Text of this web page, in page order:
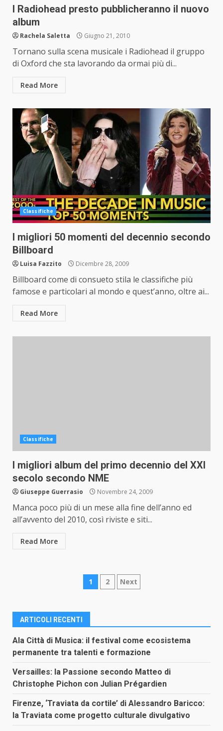
I Radiohead presto pubblicheranno il nuovo
album
Rachela Saletta Giugno 21, 2010
Tornano sulla scena musicale i Radiohead il gruppo
di Oxford che sta lavorando da ormai più di...
Read More
Classifiche
I migliori 50 momenti del decennio secondo
Billboard
Luisa Fazzito Dicembre 28, 2009
Billboard come di consueto stila le classifiche più
famose e particolari al mondo e quest’anno, oltre ai...
Read More
Classifiche
I migliori album del primo decennio del XXI
secolo secondo NME
Giuseppe Guerrasio Novembre 24, 2009
Manca poco più di un mese alla fine dell’anno ed
all’avvento del 2010, così riviste e siti...
Read More
Paginazione
articoli
1 2 Next
ARTICOLI RECENTI
Ala Città di Musica: il festival come ecosistema
permanente tra talenti e formazione
Versailles: la Passione secondo Matteo di
Christophe Pichon con Julian Prégardien
Firenze, ‘Traviata da cortile’ di Alessandro Baricco:
la Traviata come progetto culturale divulgativo